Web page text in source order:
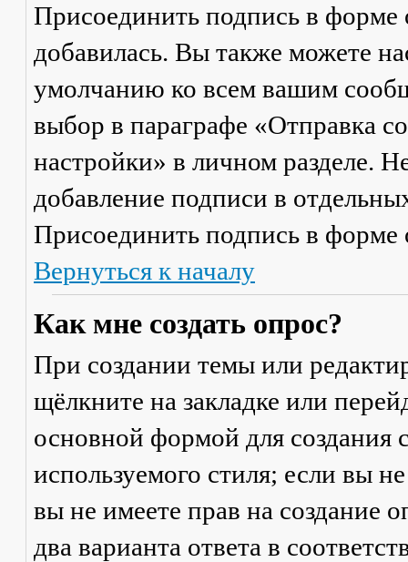
Присоединить подпись в форме
добавилась. Вы также можете
умолчанию ко всем вашим
выбор в параграфе «Отправка
настройки» в личном разделе.
добавление подписи в
Присоединить подпись в форме
Вернуться к началу
Как мне создать опрос?
При создании темы или
щёлкните на закладке или
основной формой для создания
используемого стиля; если вы
вы не имеете прав на создание
два варианта ответа в